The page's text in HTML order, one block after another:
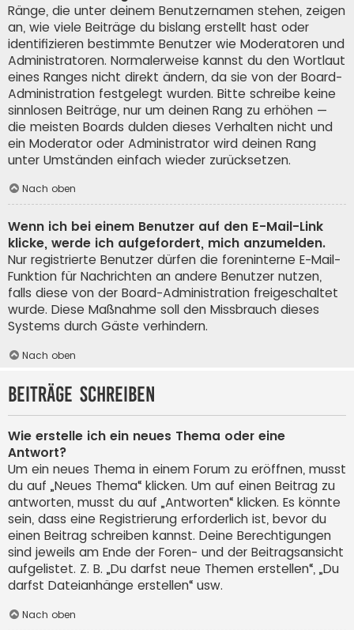
Ränge, die unter deinem Benutzernamen stehen, zeigen
an, wie viele Beiträge du bislang erstellt hast oder
identifizieren bestimmte Benutzer wie Moderatoren und
Administratoren. Normalerweise kannst du den Wortlaut
eines Ranges nicht direkt ändern, da sie von der Board-
Administration festgelegt wurden. Bitte schreibe keine
sinnlosen Beiträge, nur um deinen Rang zu erhöhen —
die meisten Boards dulden dieses Verhalten nicht und
ein Moderator oder Administrator wird deinen Rang
unter Umständen einfach wieder zurücksetzen.
Nach oben
Wenn ich bei einem Benutzer auf den E-Mail-Link
klicke, werde ich aufgefordert, mich anzumelden.
Nur registrierte Benutzer dürfen die foreninterne E-Mail-
Funktion für Nachrichten an andere Benutzer nutzen,
falls diese von der Board-Administration freigeschaltet
wurde. Diese Maßnahme soll den Missbrauch dieses
Systems durch Gäste verhindern.
Nach oben
Beiträge schreiben
Wie erstelle ich ein neues Thema oder eine
Antwort?
Um ein neues Thema in einem Forum zu eröffnen, musst
du auf „Neues Thema“ klicken. Um auf einen Beitrag zu
antworten, musst du auf „Antworten“ klicken. Es könnte
sein, dass eine Registrierung erforderlich ist, bevor du
einen Beitrag schreiben kannst. Deine Berechtigungen
sind jeweils am Ende der Foren- und der Beitragsansicht
aufgelistet. Z. B. „Du darfst neue Themen erstellen“, „Du
darfst Dateianhänge erstellen“ usw.
Nach oben